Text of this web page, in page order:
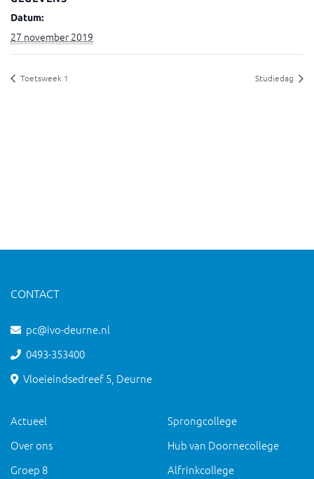
Datum:
27 november 2019
Toetsweek 1 Studiedag
CONTACT
pc@ivo-deurne.nl
0493-353400
Vloeieindsedreef 5, Deurne
Actueel
Over ons
Groep 8
Sprongcollege
Hub van Doornecollege
Alfrinkcollege